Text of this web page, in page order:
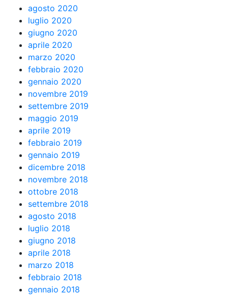
agosto 2020
luglio 2020
giugno 2020
aprile 2020
marzo 2020
febbraio 2020
gennaio 2020
novembre 2019
settembre 2019
maggio 2019
aprile 2019
febbraio 2019
gennaio 2019
dicembre 2018
novembre 2018
ottobre 2018
settembre 2018
agosto 2018
luglio 2018
giugno 2018
aprile 2018
marzo 2018
febbraio 2018
gennaio 2018